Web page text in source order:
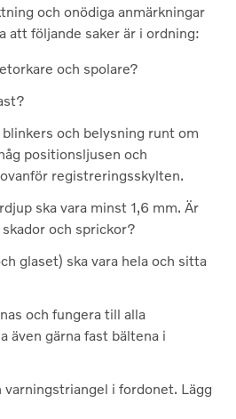
och onödiga anmärkningar
att följande saker är i ordning:
och spolare?
och belysning runt om
positionsljusen och
registreringsskylten.
ska vara minst 1,6 mm. Är
och sprickor?
glaset) ska vara hela och sitta
och fungera till alla
även gärna fast bältena i
varningstriangel i fordonet. Lägg